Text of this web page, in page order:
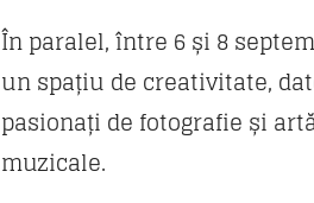
În paralel, între 6 și 8
un spațiu de creativitate,
pasionați de fotografie și
muzicale.